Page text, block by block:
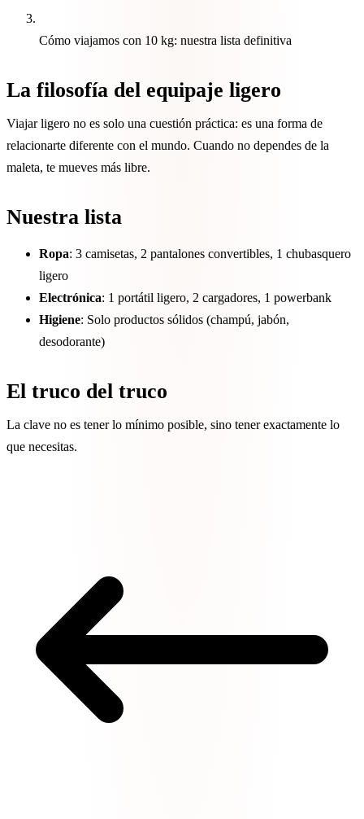
Cómo viajamos con 10 kg: nuestra lista definitiva
La filosofía del equipaje ligero
Viajar ligero no es solo una cuestión práctica: es una forma de
relacionarte diferente con el mundo. Cuando no dependes de la
maleta, te mueves más libre.
Nuestra lista
Ropa: 3 camisetas, 2 pantalones convertibles, 1 chubasquero
ligero
Electrónica: 1 portátil ligero, 2 cargadores, 1 powerbank
Higiene: Solo productos sólidos (champú, jabón,
desodorante)
El truco del truco
La clave no es tener lo mínimo posible, sino tener exactamente lo
que necesitas.